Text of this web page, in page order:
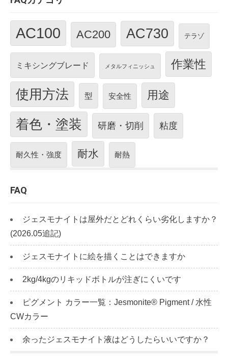
AC100 AC200 AC730 テラゾ
ミキシングブレード メタルフィニッシュ 作業性
使用方法 型 安全性 用途
着色・塗装 研磨・切削 粘度
耐久性・強度 耐水 耐熱
FAQ
ジェスモナイトは屋外だとどれくらい劣化しますか？
(2026.05追記)
ジェスモナイトに絵を描くことはできますか
2kg/4kgのリキッドボトルが注ぎにくいです
ピグメント カラー一覧：Jesmonite® Pigment / 水性
CWカラー
余ったジェスモナイト液はどうしたらいいですか？